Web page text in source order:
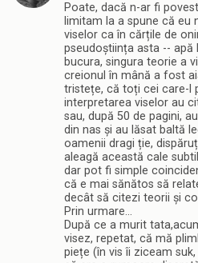
Poate, dacă n-ar fi
limitam la a spune că eu
viselor ca în cărțile de
pseudoștiința asta -- apă
bucura, singura teorie a
creionul în mână a fost
tristețe, că toți cei care-l
interpretarea viselor au
sau, după 50 de pagini,
din nas și au lăsat baltă
oamenii dragi ție,
aleagă această cale
dar pot fi simple
că e mai sănătos să
decât să citezi teorii și
Prin urmare…
După ce a murit
visez, repetat, că mă
piețe (în vis îi ziceam